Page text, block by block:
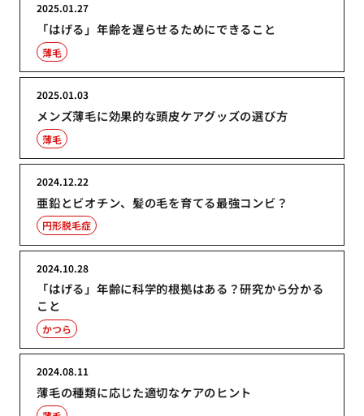
「はげる」年齢を遅らせるためにできること
2025.01.27
薄毛
メンズ薄毛に効果的な頭皮ケアグッズの選び方
2025.01.03
薄毛
亜鉛とビオチン、髪の毛を育てる最強コンビ？
2024.12.22
円形脱毛症
「はげる」年齢に科学的根拠はある？研究から分かる
こと
2024.10.28
かつら
薄毛の種類に応じた適切なケアのヒント
2024.08.11